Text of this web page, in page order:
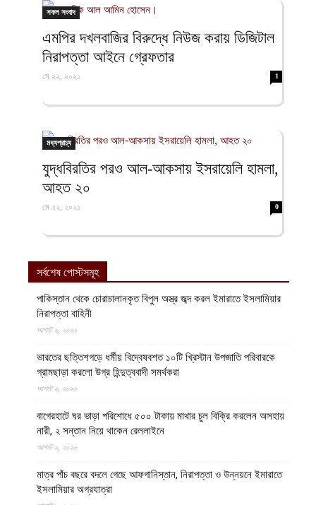
সকল সংবাদ
এমপির দখলবাজির বিরুদ্ধে নিউজ করায় ডিজিটাল
নিরাপত্তা আইনে গ্রেফতার
মে ২২, ২০২১ 1
মধ্যপ্রাচ্য
যুদ্ধবিরতির পরও আল-আকসায় ইসরায়েলি হামলা,
আহত ২০
মে ২২, ২০২১ 0
সর্বশেষ পোস্টসমূহ
পাকিস্তান থেকে চোরাচালানকৃত বিপুল অস্ত্র জব্দ করল ইমারাতে ইসলামিয়ার
নিরাপত্তা বাহিনী
আগস্ট ৯, ২০২৬
ভারতের ছত্তিশগড়ে ধর্মীয় বিদ্বেষবশত ১০টি খ্রিস্টান উপজাতি পরিবারকে
গ্রামছাড়া করলো উগ্র হিন্দুত্ববাদী সমর্থকরা
আগস্ট ৯, ২০২৬
বাগেরহাটে ঘর ভাড়া পরিশোধে ৫০০ টাকায় মাথার চুল বিক্রি করলেন অসহায়
নারী, ২ সন্তান নিয়ে থাকেন রেললাইনে
আগস্ট ৯, ২০২৬
মাত্র পাঁচ বছরে বদলে গেছে আফগানিস্তান, নিরাপত্তা ও উন্নয়নে ইমারাতে
ইসলামিয়ার অগ্রযাত্রা